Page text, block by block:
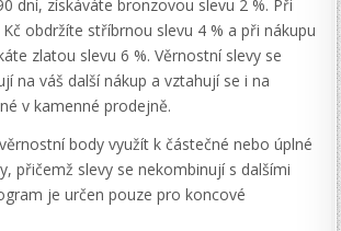
dní, získáváte bronzovou slevu 2 %. Při
obdržíte stříbrnou slevu 4 % a při nákupu
zlatou slevu 6 %. Věrnostní slevy se
na váš další nákup a vztahují se i na
v kamenné prodejně.
body využít k částečné nebo úplné
přičemž slevy se nekombinují s dalšími
je určen pouze pro koncové